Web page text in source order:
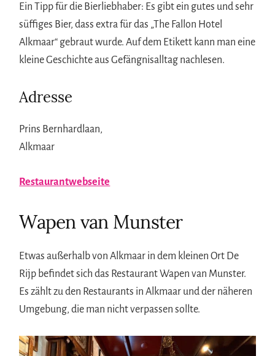
Ein Tipp für die Bierliebhaber: Es gibt ein gutes und sehr
süffiges Bier, dass extra für das „The Fallon Hotel
Alkmaar“ gebraut wurde. Auf dem Etikett kann man eine
kleine Geschichte aus Gefängnisalltag nachlesen.
Adresse
Prins Bernhardlaan,
Alkmaar
Restaurantwebseite
Wapen van Munster
Etwas außerhalb von Alkmaar in dem kleinen Ort De
Rijp befindet sich das Restaurant Wapen van Munster.
Es zählt zu den Restaurants in Alkmaar und der näheren
Umgebung, die man nicht verpassen sollte.